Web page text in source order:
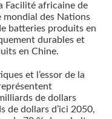
Facilité africaine de
mondial des Nations
batteries produits en
durables et
en Chine.
et l’essor de la
de dollars
de dollars d’ici 2050,